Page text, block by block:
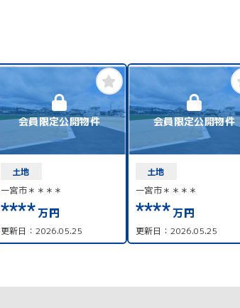
会員限定公開物件
土地
一宮市＊＊＊＊
****万円
更新日：2026.05.25
会員限定公開物件
土地
一宮市＊＊＊＊
****万円
更新日：2026.05.25